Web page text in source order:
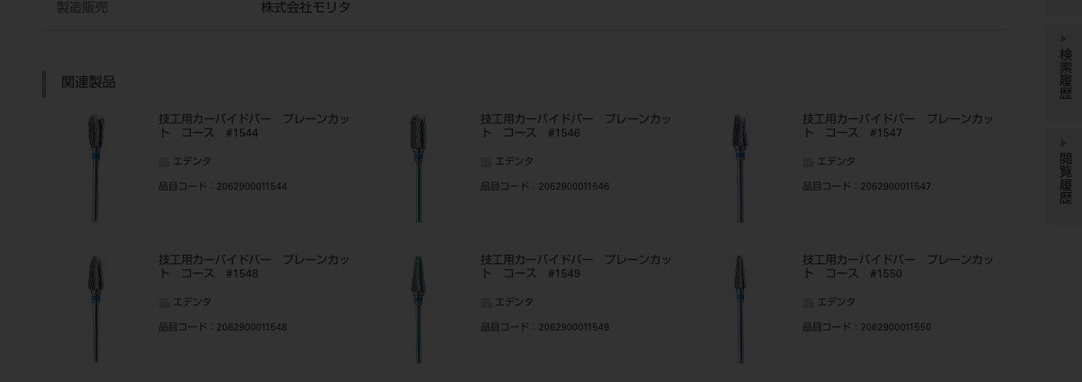
製造販売 株式会社モリタ
関連製品
技工用カーバイドバー プレーンカッ
ト コース #1544
エデンタ
品目コード ：2062900011544
技工用カーバイドバー プレーンカッ
ト コース #1546
エデンタ
品目コード ：2062900011546
技工用カーバイドバー プレーンカッ
ト コース #1547
エデンタ
品目コード ：2062900011547
技工用カーバイドバー プレーンカッ
ト コース #1548
エデンタ
品目コード ：2062900011548
技工用カーバイドバー プレーンカッ
ト コース #1549
エデンタ
品目コード ：2062900011549
技工用カーバイドバー プレーンカッ
ト コース #1550
エデンタ
品目コード ：2062900011550
検索履歴
閲覧履歴